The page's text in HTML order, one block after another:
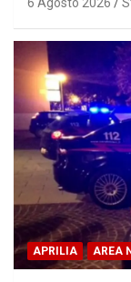
APRILIA AREA